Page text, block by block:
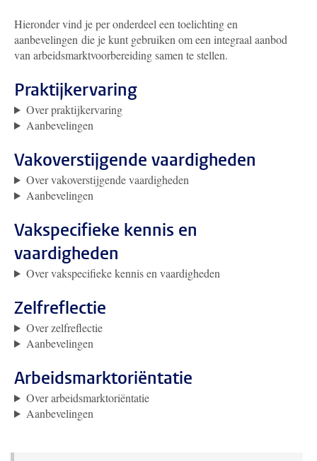
Hieronder vind je per onderdeel een toelichting en
aanbevelingen die je kunt gebruiken om een integraal aanbod
van arbeidsmarktvoorbereiding samen te stellen.
Praktijkervaring
Over praktijkervaring
Aanbevelingen
Vakoverstijgende vaardigheden
Over vakoverstijgende vaardigheden
Aanbevelingen
Vakspecifieke kennis en
vaardigheden
Over vakspecifieke kennis en vaardigheden
Zelfreflectie
Over zelfreflectie
Aanbevelingen
Arbeidsmarktoriëntatie
Over arbeidsmarktoriëntatie
Aanbevelingen